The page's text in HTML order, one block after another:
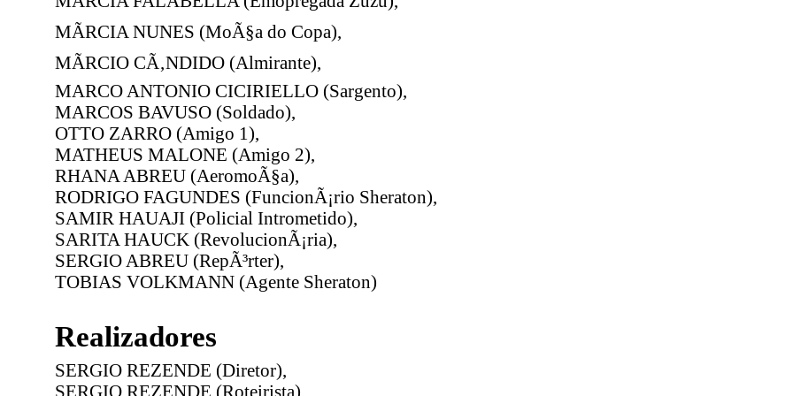
MÃRCIA NUNES (MoÃ§a do Copa),
MÃRCIO CÃ‚NDIDO (Almirante),
MARCO ANTONIO CICIRIELLO (Sargento),
MARCOS BAVUSO (Soldado),
OTTO ZARRO (Amigo 1),
MATHEUS MALONE (Amigo 2),
RHANA ABREU (AeromoÃ§a),
RODRIGO FAGUNDES (FuncionÃ¡rio Sheraton),
SAMIR HAUAJI (Policial Intrometido),
SARITA HAUCK (RevolucionÃ¡ria),
SERGIO ABREU (RepÃ³rter),
TOBIAS VOLKMANN (Agente Sheraton)
Realizadores
SERGIO REZENDE (Diretor),
SERGIO REZENDE (Roteirista),